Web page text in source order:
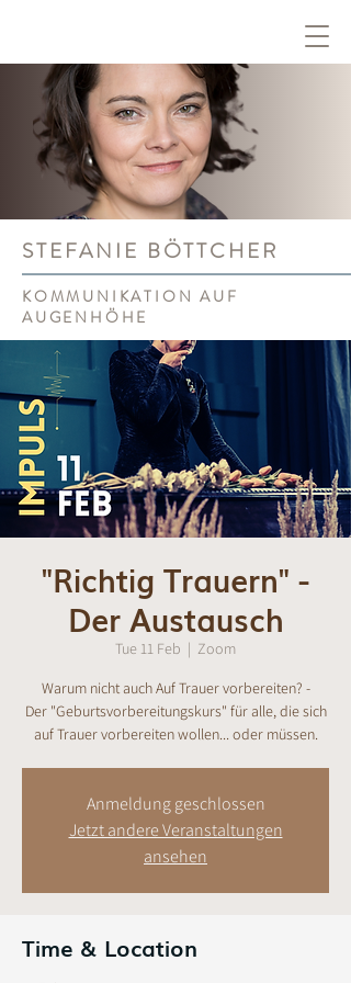
STEFANIE BÖTTCHER
KOMMUNIKATION AUF
AUGENHÖHE
"Richtig Trauern" -
Der Austausch
Tue 11 Feb
  |
Zoom
Warum nicht auch Auf Trauer vorbereiten? -
Der "Geburtsvorbereitungskurs" für alle, die sich
auf Trauer vorbereiten wollen... oder müssen.
Anmeldung geschlossen
Jetzt andere Veranstaltungen
ansehen
Time & Location